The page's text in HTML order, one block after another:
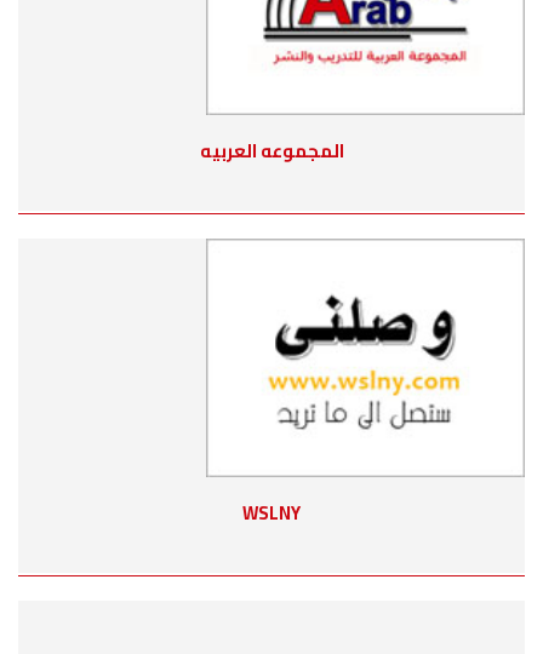
المجموعه العربيه
WSLNY